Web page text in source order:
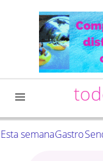
Esta semanaGastro